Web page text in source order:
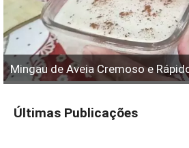
Mingau de Aveia Cremoso e
Últimas Publicações